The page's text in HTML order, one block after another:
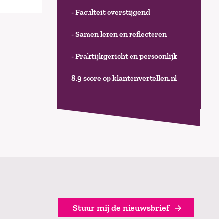
- Faculteit overstijgend
- Samen leren en reflecteren
- Praktijkgericht en persoonlijk
8,9 score op klantenvertellen.nl
Stuur mij de nieuwsbrief